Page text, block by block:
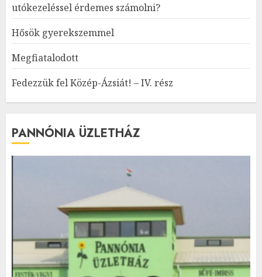
utókezeléssel érdemes számolni?
Hősök gyerekszemmel
Megfiatalodott
Fedezzük fel Közép-Ázsiát! – IV. rész
PANNÓNIA ÜZLETHÁZ